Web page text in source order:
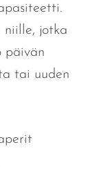
niille, jotka
päivän
tai uuden